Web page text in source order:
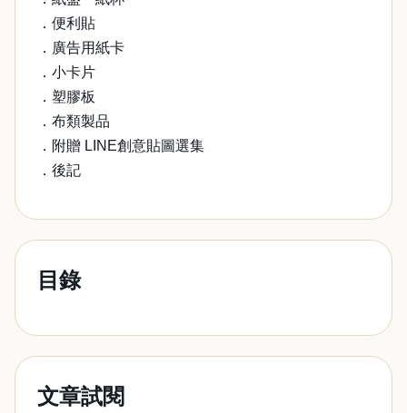
．便利貼
．廣告用紙卡
．小卡片
．塑膠板
．布類製品
．附贈 LINE創意貼圖選集
．後記
目錄
文章試閱